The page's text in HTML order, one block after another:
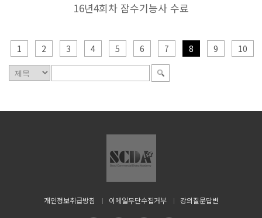
16년4회차 잠수기능사 수료
1 2 3 4 5 6 7 8 9 10
개인정보취급방침 이메일무단수집거부 강의질문답변